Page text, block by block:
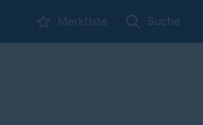
Merkliste Suche